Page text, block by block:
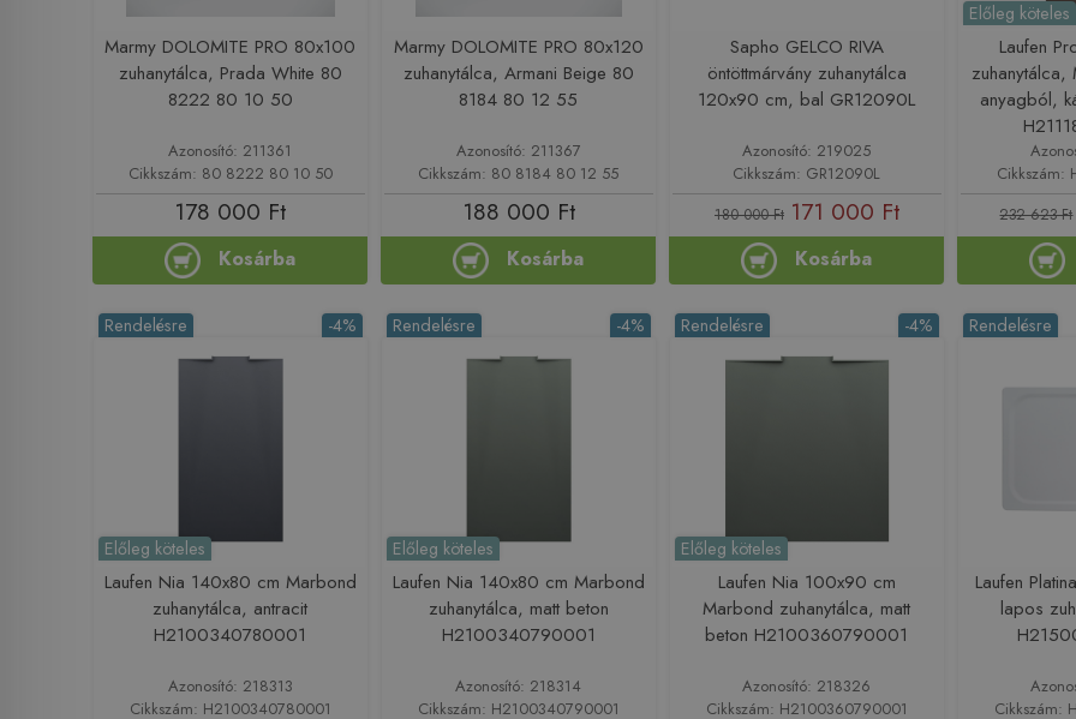
Marmy DOLOMITE PRO 80x100
zuhanytálca, Prada White 80
8222 80 10 50
Azonosító: 211361
Cikkszám: 80 8222 80 10 50
178 000 Ft
Kosárba
Marmy DOLOMITE PRO 80x120
zuhanytálca, Armani Beige 80
8184 80 12 55
Azonosító: 211367
Cikkszám: 80 8184 80 12 55
188 000 Ft
Kosárba
Sapho GELCO RIVA
öntöttmárvány zuhanytálca
120x90 cm, bal GR12090L
Azonosító: 219025
Cikkszám: GR12090L
180 000 Ft 171 000 Ft
Kosárba
Előleg köteles
Laufen
anyagból,
Cikkszám:
232 623 Ft
-4%
Rendelésre
Előleg köteles
Laufen Nia 140x80 cm Marbond
zuhanytálca, antracit
H2100340780001
Azonosító: 218313
Cikkszám: H2100340780001
-4%
Rendelésre
Előleg köteles
Laufen Nia 140x80 cm Marbond
zuhanytálca, matt beton
H2100340790001
Azonosító: 218314
Cikkszám: H2100340790001
-4%
Rendelésre
Előleg köteles
Laufen Nia 100x90 cm
Marbond zuhanytálca, matt
beton H2100360790001
Azonosító: 218326
Cikkszám: H2100360790001
Rendelésre
Laufen
lapos
Cikkszám: